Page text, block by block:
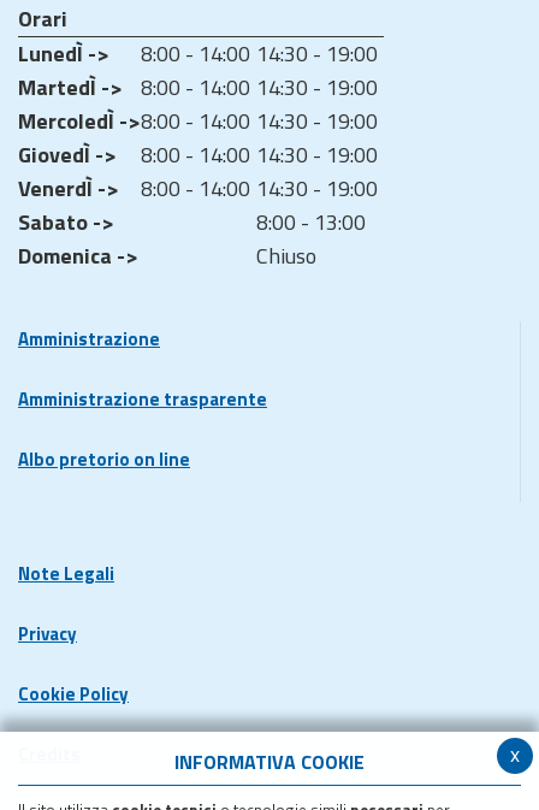
x
INFORMATIVA COOKIE
Orari
LunedÌ ->
8:00 - 14:00 14:30 - 19:00
MartedÌ -> 8:00 - 14:00 14:30 - 19:00
MercoledÌ ->8:00 - 14:00 14:30 - 19:00
GiovedÌ ->
8:00 - 14:00 14:30 - 19:00
VenerdÌ ->
8:00 - 14:00 14:30 - 19:00
Sabato ->
8:00 - 13:00
Domenica ->
Chiuso
Amministrazione
Amministrazione trasparente
Albo pretorio on line
Note Legali
Privacy
Cookie Policy